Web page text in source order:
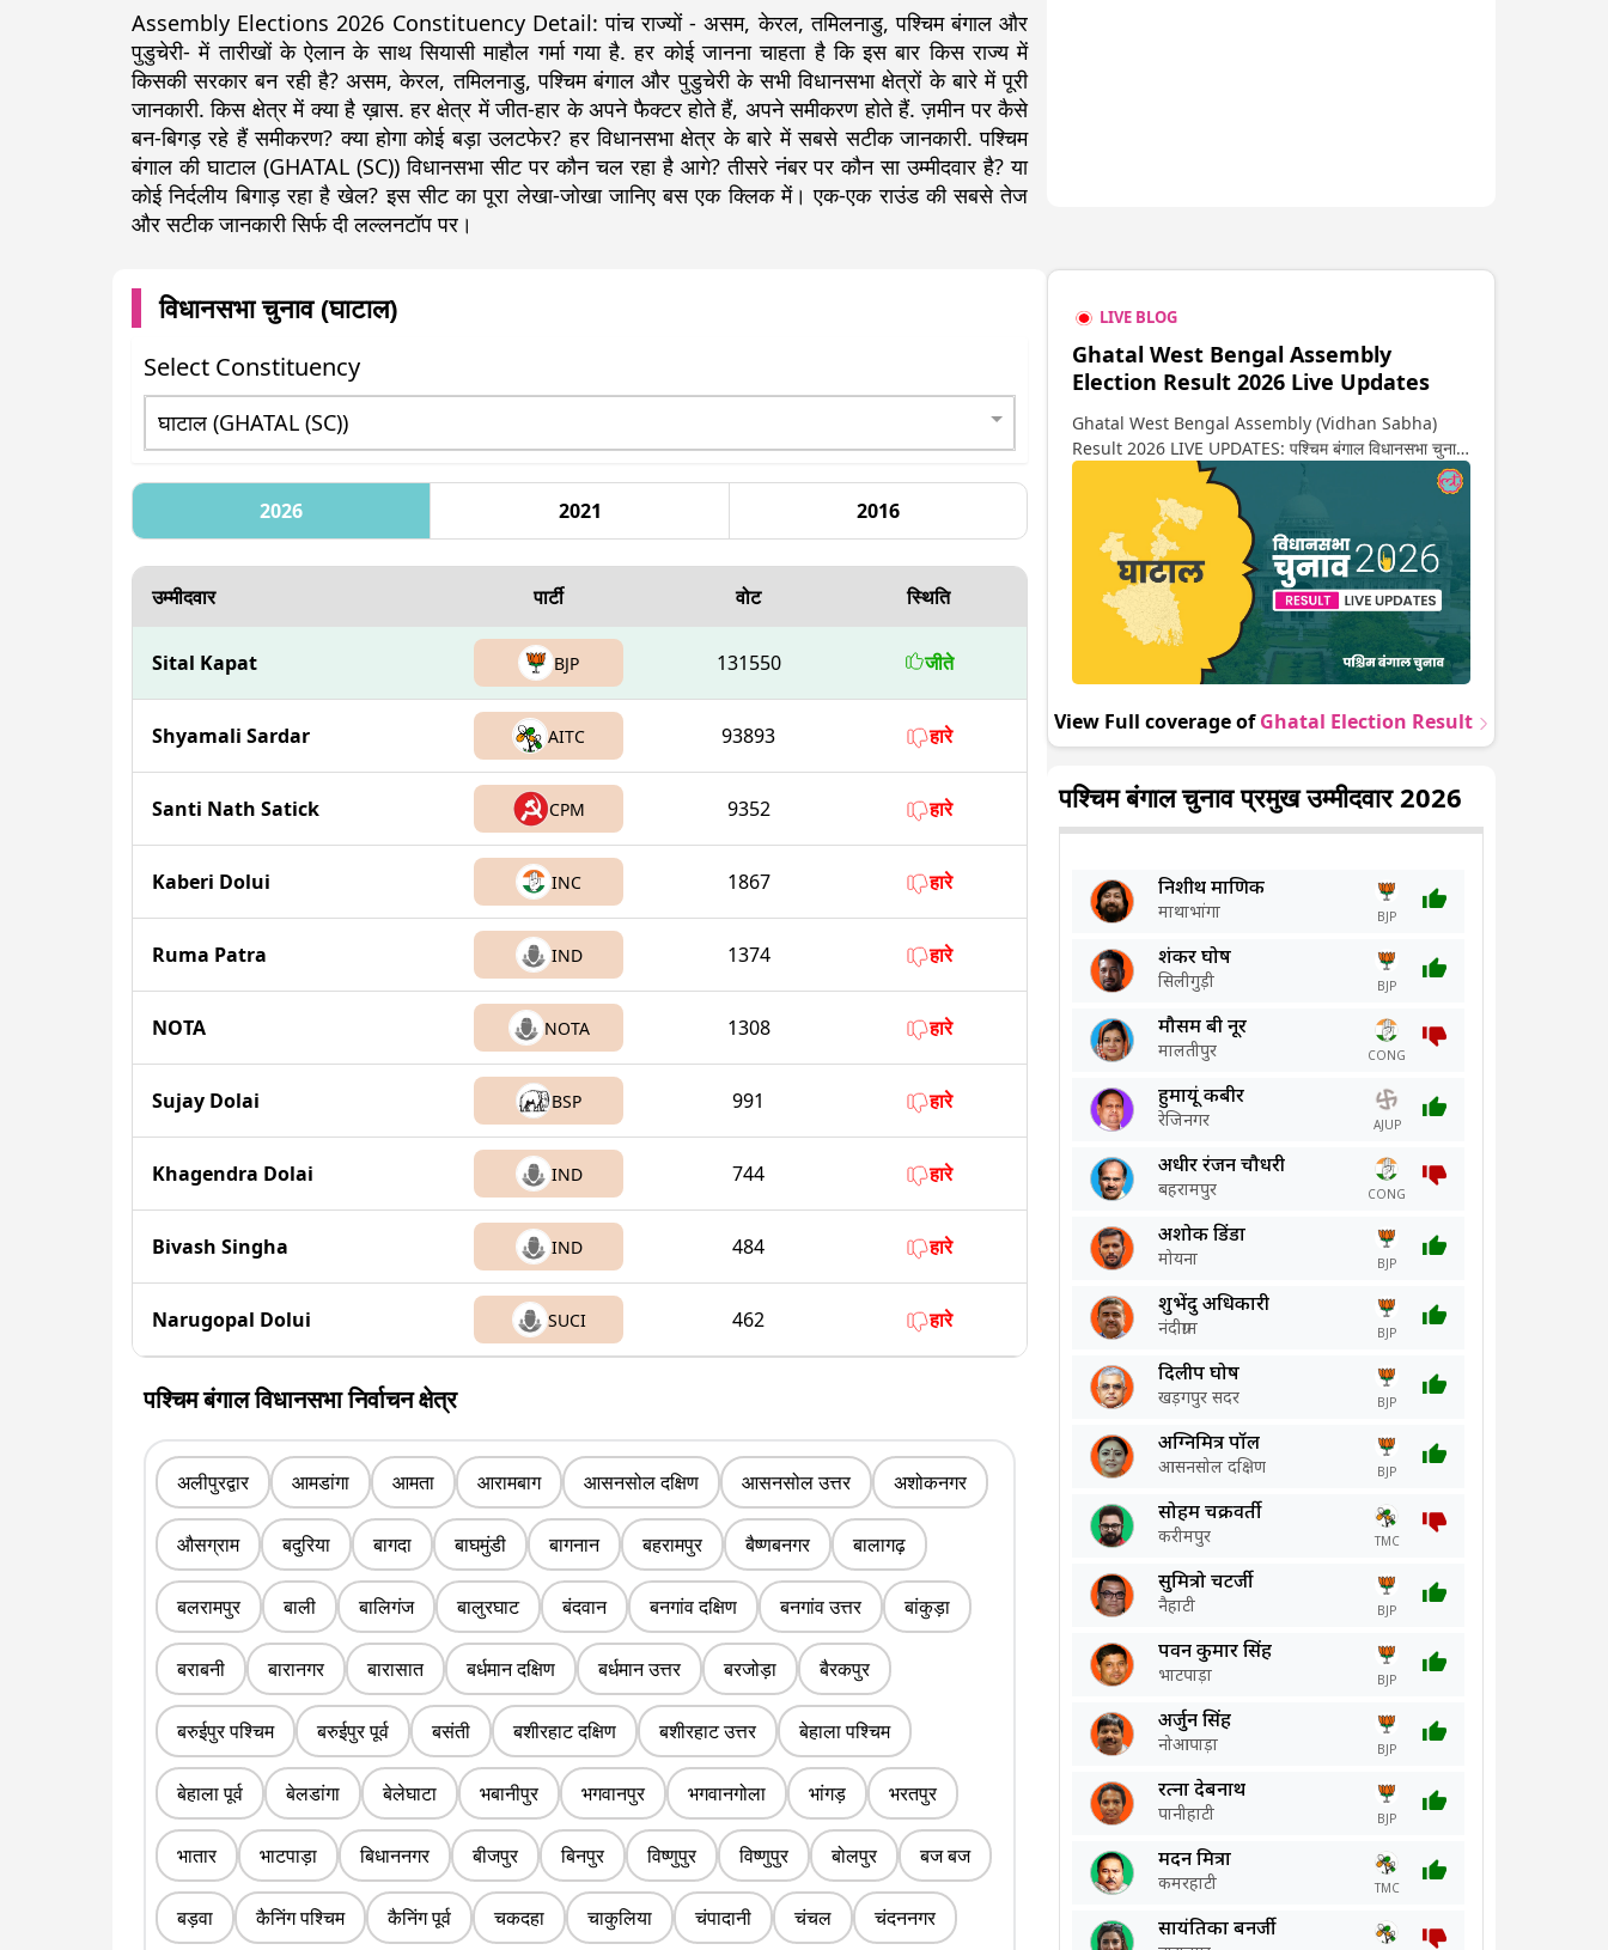
Assembly Elections 2026 Constituency Detail: पांच राज्यों - असम, केरल, तमिलनाडु, पश्चिम बंगाल और
पुडुचेरी- में तारीखों के ऐलान के साथ सियासी माहौल गर्मा गया है. हर कोई जानना चाहता है कि इस बार किस राज्य में
किसकी सरकार बन रही है? असम, केरल, तमिलनाडु, पश्चिम बंगाल और पुडुचेरी के सभी विधानसभा क्षेत्रों के बारे में पूरी
जानकारी. किस क्षेत्र में क्या है ख़ास. हर क्षेत्र में जीत-हार के अपने फैक्टर होते हैं, अपने समीकरण होते हैं. ज़मीन पर कैसे
बन-बिगड़ रहे हैं समीकरण? क्या होगा कोई बड़ा उलटफेर? हर विधानसभा क्षेत्र के बारे में सबसे सटीक जानकारी. पश्चिम
बंगाल की घाटाल (GHATAL (SC)) विधानसभा सीट पर कौन चल रहा है आगे? तीसरे नंबर पर कौन सा उम्मीदवार है? या
कोई निर्दलीय बिगाड़ रहा है खेल? इस सीट का पूरा लेखा-जोखा जानिए बस एक क्लिक में। एक-एक राउंड की सबसे तेज
और सटीक जानकारी सिर्फ दी लल्लनटॉप पर।
विधानसभा चुनाव (घाटाल)
Select Constituency
2026 2021 2016
उम्मीदवार पार्टी वोट स्थिति
Sital Kapat BJP 131550 जीते
Shyamali Sardar AITC 93893 हारे
Santi Nath Satick CPM 9352 हारे
Kaberi Dolui INC 1867 हारे
Ruma Patra IND 1374 हारे
NOTA NOTA 1308 हारे
Sujay Dolai BSP 991 हारे
Khagendra Dolai IND 744 हारे
Bivash Singha IND 484 हारे
Narugopal Dolui SUCI 462 हारे
पश्चिम बंगाल विधानसभा निर्वाचन क्षेत्र
अलीपुरद्वार आमडांगा आमता आरामबाग आसनसोल दक्षिण आसनसोल उत्तर अशोकनगर
औसग्राम बदुरिया बागदा बाघमुंडी बागनान बहरामपुर बैष्णबनगर बालागढ़
बलरामपुर बाली बालिगंज बालुरघाट बंदवान बनगांव दक्षिण बनगांव उत्तर बांकुड़ा
बराबनी बारानगर बारासात बर्धमान दक्षिण बर्धमान उत्तर बरजोड़ा बैरकपुर
बरुईपुर पश्चिम बरुईपुर पूर्व बसंती बशीरहाट दक्षिण बशीरहाट उत्तर बेहाला पश्चिम
बेहाला पूर्व बेलडांगा बेलेघाटा भबानीपुर भगवानपुर भगवानगोला भांगड़ भरतपुर
भातार भाटपाड़ा बिधाननगर बीजपुर बिनपुर विष्णुपुर विष्णुपुर बोलपुर बज बज
बड़वा कैनिंग पश्चिम कैनिंग पूर्व चकदहा चाकुलिया चंपादानी चंचल चंदननगर
LIVE BLOG
Ghatal West Bengal Assembly
Election Result 2026 Live Updates
Ghatal West Bengal Assembly (Vidhan Sabha)
Result 2026 LIVE UPDATES: पश्चिम बंगाल विधानसभा चुनाव
2026 की गिनती अगले कुछ ही देर में शुरू होने वाली है. यहां देखें
घाटाल सीट पर कौन आगे-कौन पीछे से लेकर किस तरफ जा रहें है
रुझान. साथ ही पाइए इस सीट पर हो रही हर एक हलचल की अपडेट
वो भी रियल टाइम में
View Full coverage ofGhatal Election Result
पश्चिम बंगाल चुनाव प्रमुख उम्मीदवार 2026